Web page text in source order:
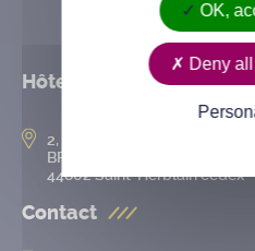
Hôtel de ville
2, rue de l’Hôtel-de-Ville
BP 50167
44802 Saint-Herblain cedex
Contact
OK,
Deny